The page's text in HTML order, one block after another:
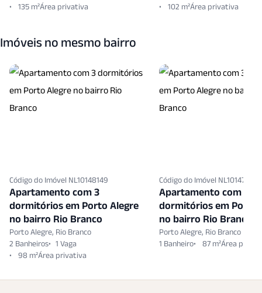
135 m²
102 m²
Imóveis no mesmo bairro
Código do Imóvel NL10148149
Apartamento com 3
dormitórios em Porto Alegre
no bairro Rio Branco
Porto Alegre, Rio Branco
2 Banheiros
1 Vaga
98 m²
Código do Imóvel NL10147358
Apartamento com 3
dormitórios em Porto
no bairro Rio Branco
Porto Alegre, Rio Branco
1 Banheiro
87 m²